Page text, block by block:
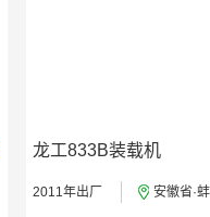
龙工833B装载机
2011年出厂 安徽省·